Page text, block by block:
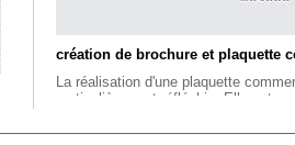
création de brochure et plaquette
La réalisation d'une plaquette
particulièrement réfléchie. Elle est
, une réflexion sur votre stratégie et